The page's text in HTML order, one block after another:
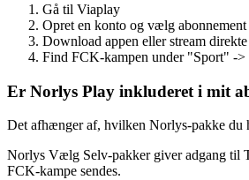
Gå til Viaplay
Opret en konto og vælg abonnement
Download appen eller stream
Find FCK-kampen under "Sport" -
Er Norlys Play inkluderet i mit
Det afhænger af, hvilken Norlys-pakke du
Norlys Vælg Selv-pakker giver adgang til
FCK-kampe sendes.